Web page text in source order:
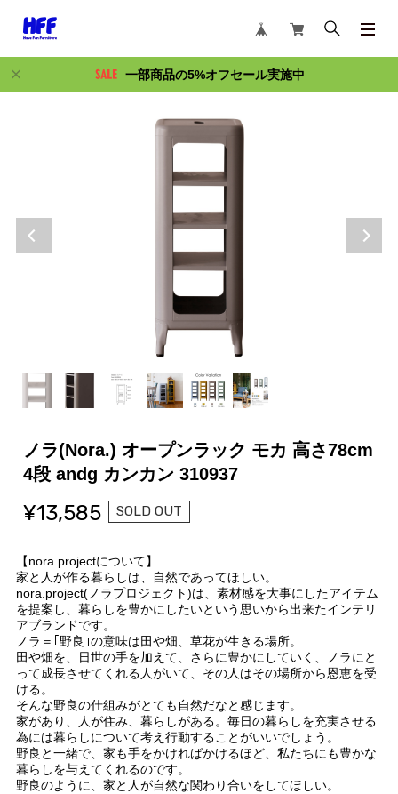
一部商品の5%オフセール実施中
ノラ(Nora.) オープンラック モカ 高さ78cm
4段 andg カンカン 310937
¥13,585 SOLD OUT
【nora.projectについて】
家と人が作る暮らしは、自然であってほしい。
nora.project(ノラプロジェクト)は、素材感を大事にしたアイテム
を提案し、暮らしを豊かにしたいという思いから出来たインテリ
アブランドです。
ノラ＝｢野良｣の意味は田や畑、草花が生きる場所。
田や畑を、日世の手を加えて、さらに豊かにしていく、ノラにと
って成長させてくれる人がいて、その人はその場所から恩恵を受
ける。
そんな野良の仕組みがとても自然だなと感じます。
家があり、人が住み、暮らしがある。毎日の暮らしを充実させる
為には暮らしについて考え行動することがいいでしょう。
野良と一緒で、家も手をかければかけるほど、私たちにも豊かな
暮らしを与えてくれるのです。
野良のように、家と人が自然な関わり合いをしてほしい。